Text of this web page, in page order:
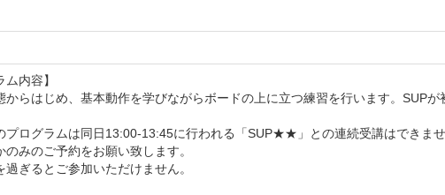
ム内容】
からはじめ、基本動作を学びながらボードの上に立つ練習を行います。SUP
プログラムは同日13:00-13:45に行われる「SUP★★」との連続受講はできませ
みのご予約をお願い致します。
ぎるとご参加いただけません。